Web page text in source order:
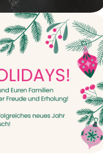
– INTERPACK